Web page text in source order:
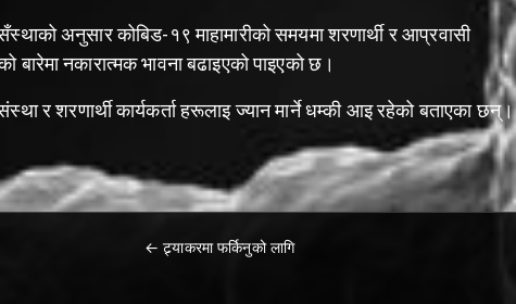
अनुसार कोबिड-१९ माहामारीको समयमा शरणार्थी र आप्रवासी
बारेमा नकारात्मक भावना बढाइएको पाइएको छ।
र शरणार्थी कार्यकर्ता हरूलाइ ज्यान मार्ने धम्की आइ रहेको बताएका छन्।
← ट्र्याकरमा फर्किनुको लागि